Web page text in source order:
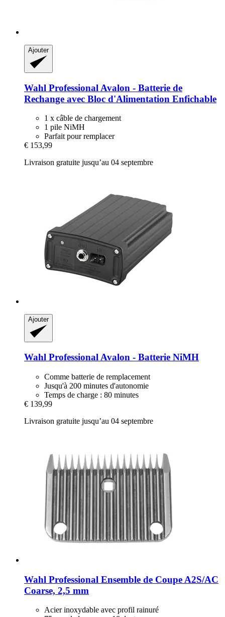
Ajouter
Wahl Professional Avalon -​ Batterie de
Rechange avec Bloc d'Alimentation Enfichable
1 x câble de chargement
1 pile NiMH
Parfait pour remplacer
€ 153,99
Livraison gratuite jusqu’au 04 septembre
Ajouter
Wahl Professional Avalon -​ Batterie NiMH
Comme batterie de remplacement
Jusqu'à 200 minutes d'autonomie
Temps de charge : 80 minutes
€ 139,99
Livraison gratuite jusqu’au 04 septembre
Wahl Professional Ensemble de Coupe A2S/AC
Coarse, 2,5 mm
Acier inoxydable avec profil rainuré